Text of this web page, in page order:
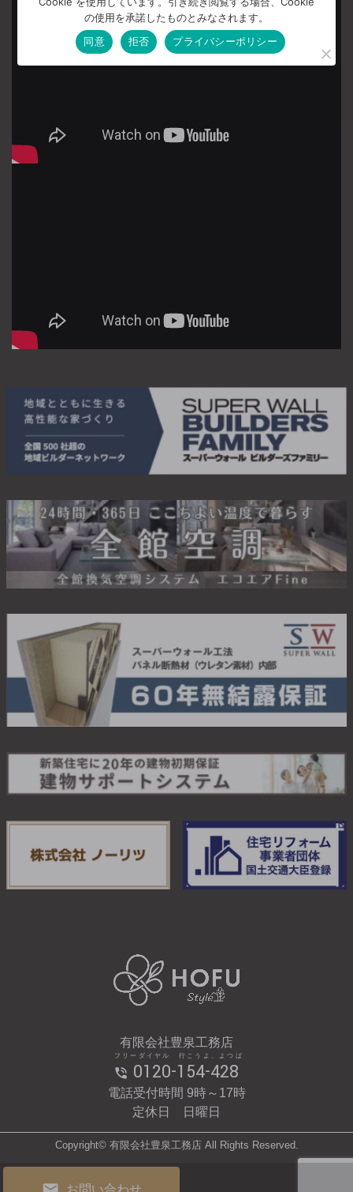
お問い合わせ
有限会社豊泉工務店
0120-154-428
フリーダイヤル 行こうよ、よつば
電話受付時間 9時～17時
定休日 日曜日
Copyright© 有限会社豊泉工務店 All Rights Reserved.
の使用を承諾したものとみなされます。
同意
拒否 プライバシーポリシー